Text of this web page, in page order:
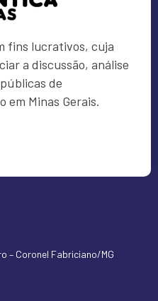
fins lucrativos, cuja
a discussão, análise
de
em Minas Gerais.
– Coronel Fabriciano/MG